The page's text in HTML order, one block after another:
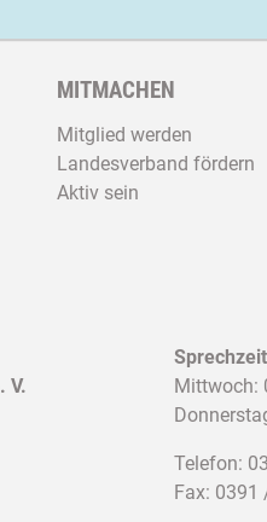
MITMACHEN
Mitglied werden
Landesverband fördern
Aktiv sein
V.
Mittwoch:
Telefon:
Fax: 0391